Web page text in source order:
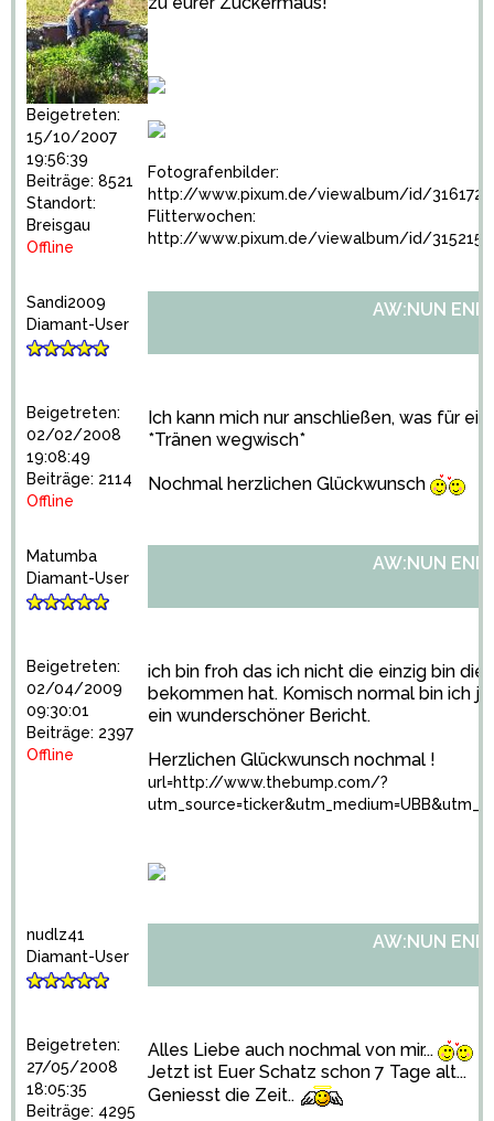
Beigetreten:
15/10/2007
19:56:39
Beiträge: 8521
Standort:
Breisgau
Offline
Fotografenbilder:
http://www.pixum.de/viewalbum/id/3161721
Flitterwochen:
http://www.pixum.de/viewalbum/id/3152152
Sandi2009
Diamant-User
Beigetreten:
02/02/2008
19:08:49
Beiträge: 2114
Offline
AW:NUN
Ich kann mich nur anschließen, was für
*Tränen wegwisch*
Nochmal herzlichen Glückwunsch
Matumba
Diamant-User
Beigetreten:
02/04/2009
09:30:01
Beiträge: 2397
Offline
AW:NUN
ich bin froh das ich nicht die einzig bin
bekommen hat. Komisch normal bin ich
ein wunderschöner Bericht.
Herzlichen Glückwunsch nochmal !
url=http://www.thebump.com/?
nudlz41
Diamant-User
Beigetreten:
27/05/2008
18:05:35
Beiträge: 4295
AW:NUN
Alles Liebe auch nochmal von mir...
Jetzt ist Euer Schatz schon 7 Tage alt...
Geniesst die Zeit..